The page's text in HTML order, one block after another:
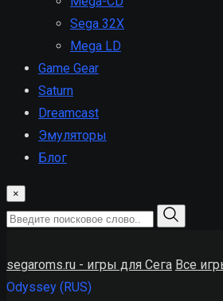
Sega 32X
Mega LD
Game Gear
Saturn
Dreamcast
Эмуляторы
Блог
×
segaroms.ru - игры для Сега Все
Odyssey (RUS)